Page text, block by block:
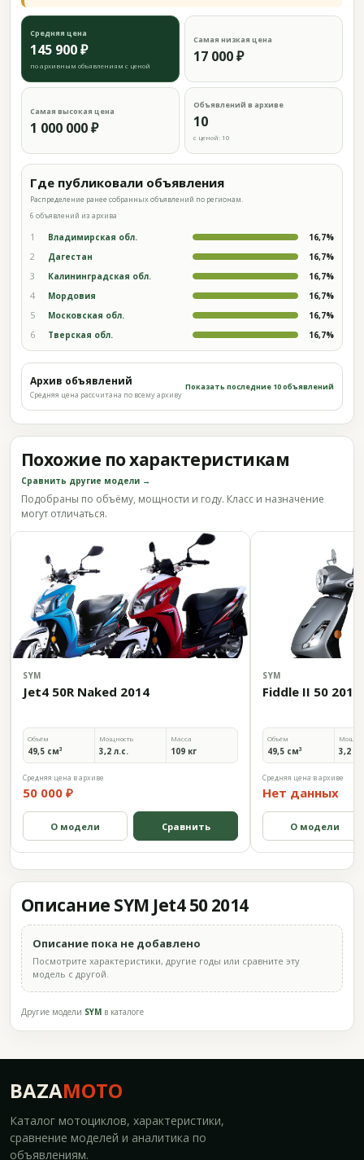
Средняя цена
145 900 ₽
по архивным объявлениям с ценой
Самая низкая цена
17 000 ₽
Самая высокая цена
1 000 000 ₽
Объявлений в архиве
10
с ценой: 10
Где публиковали объявления
Распределение ранее собранных объявлений по регионам.
6 объявлений из архива
1 Владимирская обл. 16,7%
2 Дагестан 16,7%
3 Калининградская обл. 16,7%
4 Мордовия 16,7%
5 Московская обл. 16,7%
6 Тверская обл. 16,7%
Архив объявлений
Средняя цена рассчитана по всему архиву
Показать последние 10 объявлений
Похожие по характеристикам
Сравнить другие модели →
Подобраны по объёму, мощности и году. Класс и назначение
могут отличаться.
SYM
Jet4 50R Naked 2014
Объём
49,5 см³
Мощность
3,2 л.с.
Масса
109 кг
Средняя цена в архиве
50 000 ₽
О модели Сравнить
SYM
Fiddle II 50 2014
Объём
49,5 см³ 3,2
Средняя цена в архиве
Нет данных
О модели
Описание SYM Jet4 50 2014
Описание пока не добавлено
Посмотрите характеристики, другие годы или сравните эту
модель с другой.
Другие модели SYM в каталоге
BAZAMOTO
Каталог мотоциклов, характеристики,
сравнение моделей и аналитика по
объявлениям.